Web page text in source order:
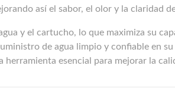
así el sabor, el olor y la claridad
y el cartucho, lo que maximiza su
de agua limpio y confiable en
esencial para mejorar la